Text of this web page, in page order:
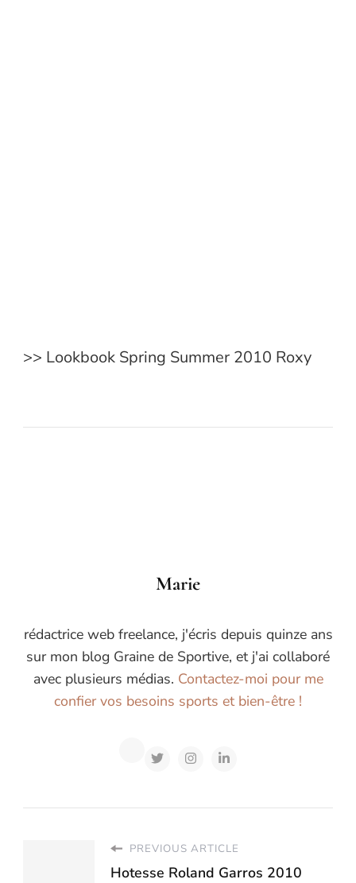
>> Lookbook Spring Summer 2010 Roxy
Marie
rédactrice web freelance, j'écris depuis quinze ans
sur mon blog Graine de Sportive, et j'ai collaboré
avec plusieurs médias. Contactez-moi pour me
confier vos besoins sports et bien-être !
PREVIOUS ARTICLE
Hotesse Roland Garros 2010